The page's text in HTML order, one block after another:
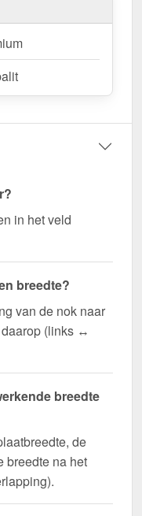
in het veld
breedte?
van de nok naar
(links ↔
breedte
de
breedte na het